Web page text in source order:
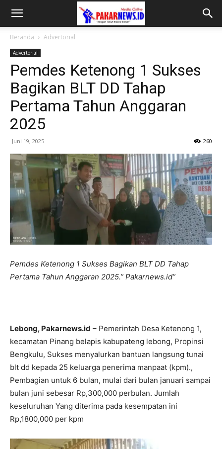
Beranda Advertorial
Advertorial
Pemdes Ketenong 1 Sukses
Bagikan BLT DD Tahap
Pertama Tahun Anggaran
2025
Juni 19, 2025 260
Pemdes Ketenong 1 Sukses Bagikan BLT DD Tahap
Pertama Tahun Anggaran 2025.” Pakarnews.id”
Lebong, Pakarnews.id – Pemerintah Desa Ketenong 1,
kecamatan Pinang belapis kabupateng lebong, Propinsi
Bengkulu, Sukses menyalurkan bantuan langsung tunai
blt dd kepada 25 keluarga penerima manpaat (kpm).,
Pembagian untuk 6 bulan, mulai dari bulan januari sampai
bulan juni sebesar Rp,300,000 perbulan. Jumlah
keseluruhan Yang diterima pada kesempatan ini
Rp,1800,000 per kpm